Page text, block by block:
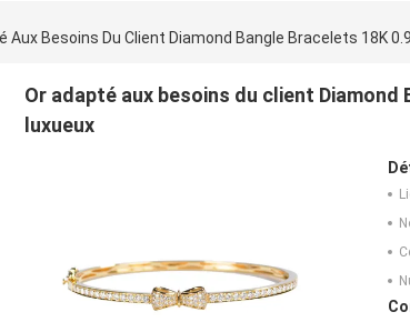
Aux Besoins Du Client Diamond Bangle Bracelets 18K
Or adapté aux besoins du client
luxueux